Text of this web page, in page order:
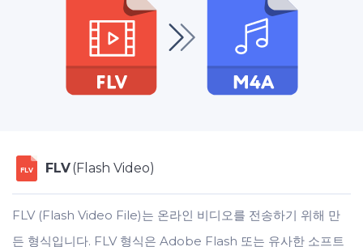
FLV FLV(Flash Video)
FLV (Flash Video File)는 온라인 비디오를 전송하기 위해 만
든 형식입니다. FLV 형식은 Adobe Flash 또는 유사한 소프트